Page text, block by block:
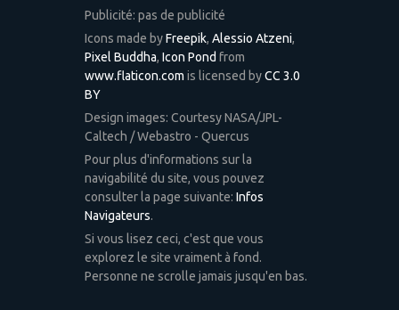
Publicité: pas de publicité
Icons made byFreepik, Alessio Atzeni,
Pixel Buddha, Icon Pond from
www.flaticon.com is licensed byCC 3.0
BY
Design images: Courtesy NASA/JPL-
Caltech / Webastro - Quercus
Pour plus d'informations sur la
navigabilité du site, vous pouvez
consulter la page suivante: Infos
Navigateurs.
Si vous lisez ceci, c'est que vous
explorez le site vraiment à fond.
Personne ne scrolle jamais jusqu'en bas.